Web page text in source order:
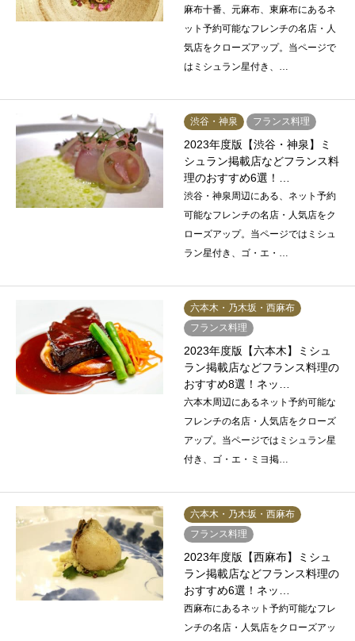
麻布十番、元麻布、東麻布にあるネ
ット予約可能なフレンチの名店・人
気店をクローズアップ。当ページで
はミシュラン星付き、…
渋谷・神泉 フランス料理
2023年度版【渋谷・神泉】ミ
シュラン掲載店などフランス料
理のおすすめ6選！…
渋谷・神泉周辺にある、ネット予約
可能なフレンチの名店・人気店をク
ローズアップ。当ページではミシュ
ラン星付き、ゴ・エ・…
六本木・乃木坂・西麻布
フランス料理
2023年度版【六本木】ミシュ
ラン掲載店などフランス料理の
おすすめ8選！ネッ…
六本木周辺にあるネット予約可能な
フレンチの名店・人気店をクローズ
アップ。当ページではミシュラン星
付き、ゴ・エ・ミヨ掲…
六本木・乃木坂・西麻布
フランス料理
2023年度版【西麻布】ミシュ
ラン掲載店などフランス料理の
おすすめ6選！ネッ…
西麻布にあるネット予約可能なフレ
ンチの名店・人気店をクローズアッ